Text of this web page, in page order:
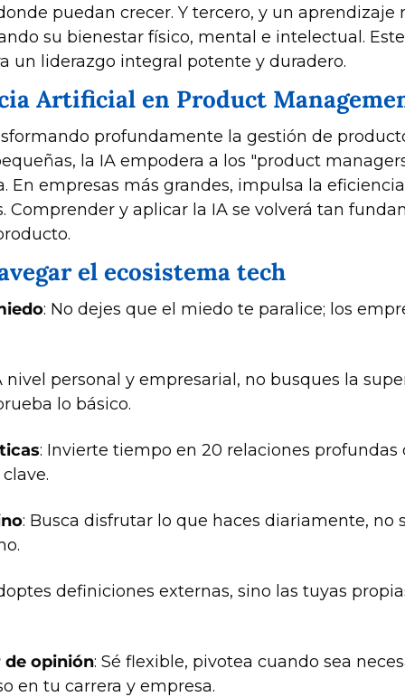
puedan crecer. Y tercero, y un aprendizaje
su bienestar físico, mental e intelectual.
un liderazgo integral potente y duradero.
Artificial en Product
profundamente la gestión de
la IA empodera a los "product
empresas más grandes, impulsa la
Comprender y aplicar la IA se volverá tan
el ecosistema tech
: No dejes que el miedo te paralice; los
nivel personal y empresarial, no busques la
lo básico.
: Invierte tiempo en 20 relaciones
: Busca disfrutar lo que haces diariamente, no
definiciones externas, sino las tuyas
de opinión: Sé flexible, pivotea cuando sea
en tu carrera y empresa.